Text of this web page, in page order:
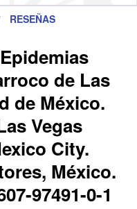
RESEÑAS
de Las
de México.
Vegas
City.
México.
97491-0-1